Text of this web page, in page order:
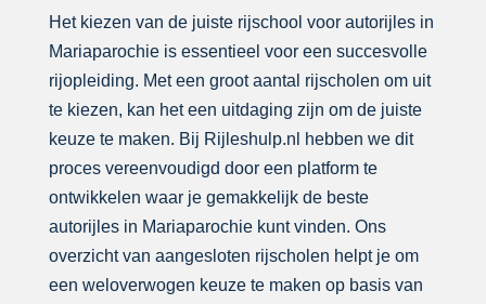
Het kiezen van de juiste rijschool voor autorijles in
Mariaparochie is essentieel voor een succesvolle
rijopleiding. Met een groot aantal rijscholen om uit
te kiezen, kan het een uitdaging zijn om de juiste
keuze te maken. Bij Rijleshulp.nl hebben we dit
proces vereenvoudigd door een platform te
ontwikkelen waar je gemakkelijk de beste
autorijles in Mariaparochie kunt vinden. Ons
overzicht van aangesloten rijscholen helpt je om
een weloverwogen keuze te maken op basis van